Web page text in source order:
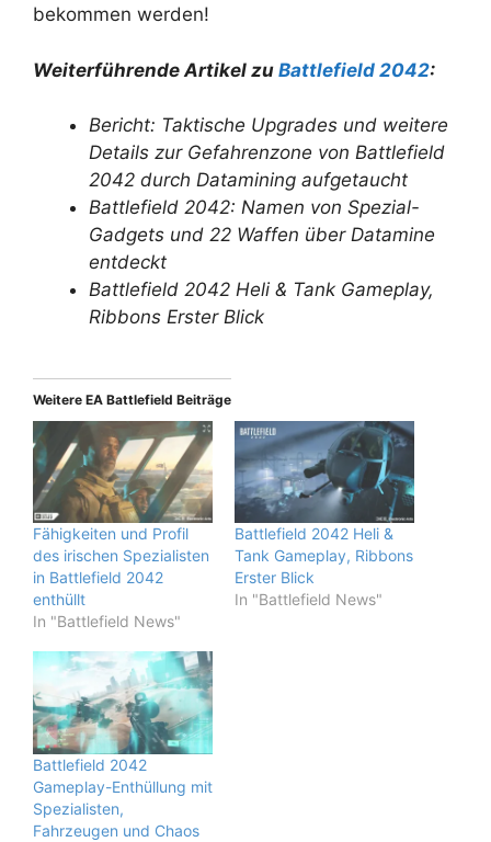
bekommen werden!
Weiterführende Artikel zu Battlefield 2042:
Bericht: Taktische Upgrades und weitere
Details zur Gefahrenzone von Battlefield
2042 durch Datamining aufgetaucht
Battlefield 2042: Namen von Spezial-
Gadgets und 22 Waffen über Datamine
entdeckt
Battlefield 2042 Heli & Tank Gameplay,
Ribbons Erster Blick
Weitere EA Battlefield Beiträge
Fähigkeiten und Profil
des irischen Spezialisten
in Battlefield 2042
enthüllt
In "Battlefield News"
Battlefield 2042 Heli &
Tank Gameplay, Ribbons
Erster Blick
In "Battlefield News"
Battlefield 2042
Gameplay-Enthüllung mit
Spezialisten,
Fahrzeugen und Chaos